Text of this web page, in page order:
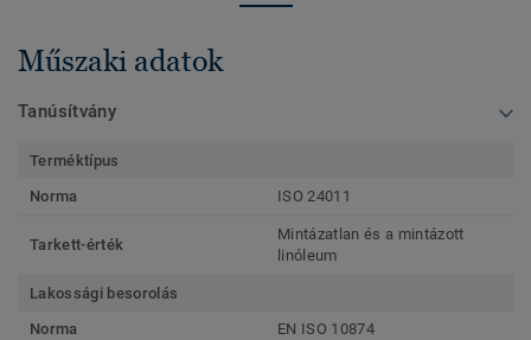
Műszaki adatok
Tanúsítvány
Terméktípus
Norma
ISO 24011
Tarkett-érték
Mintázatlan és a mintázott
linóleum
Lakossági besorolás
Norma
EN ISO 10874